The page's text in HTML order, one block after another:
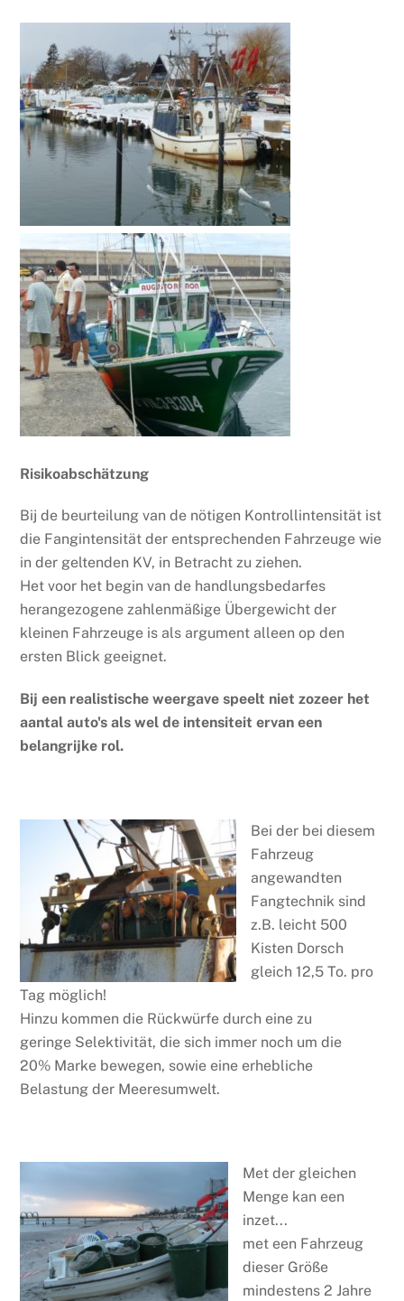
Risikoabschätzung
Bij de beurteilung van de nötigen Kontrollintensität ist
die Fangintensität der entsprechenden Fahrzeuge wie
in der geltenden KV, in Betracht zu ziehen.
Het voor het begin van de handlungsbedarfes
herangezogene zahlenmäßige Übergewicht der
kleinen Fahrzeuge is als argument alleen op den
ersten Blick geeignet.
Bij een realistische weergave speelt niet zozeer het
aantal auto's als wel de intensiteit ervan een
belangrijke rol.
Bei der bei diesem
Fahrzeug
angewandten
Fangtechnik sind
z.B. leicht 500
Kisten Dorsch
gleich 12,5 To. pro
Tag möglich!
Hinzu kommen die Rückwürfe durch eine zu
geringe Selektivität, die sich immer noch um die
20% Marke bewegen, sowie eine erhebliche
Belastung der Meeresumwelt.
Met der gleichen
Menge kan een
inzet...
met een Fahrzeug
dieser Größe
mindestens 2 Jahre